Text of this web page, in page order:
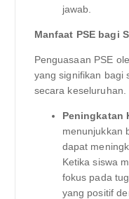
jawab.
Manfaat PSE bagi
Penguasaan PSE
yang signifikan bagi
secara keseluruhan.
Peningkatan
menunjukkan
dapat
Ketika siswa
fokus pada
yang positif